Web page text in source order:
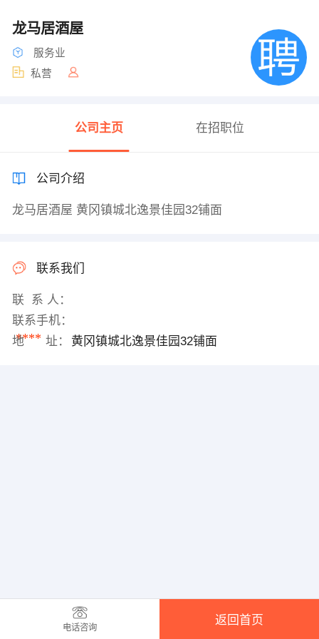
龙马居酒屋
服务业
私营
公司主页 在招职位
公司介绍
龙马居酒屋 黄冈镇城北逸景佳园32铺面
联系我们
联 系 人：
联系手机：
****
地 址： 黄冈镇城北逸景佳园32铺面
电话咨询
返回首页